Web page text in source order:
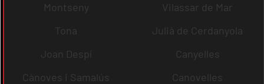
Montseny
Vilassar de Mar
Tona
Julià de Cerdanyola
Joan Despí
Canyelles
Cànoves i Samalús
Canovelles